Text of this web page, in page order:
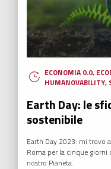
ECONOMIA 0.0,
HUMANOVABILITY,
Earth Day: le
sostenibile
Earth Day 2023: mi trovo
Roma per la cinque giorni
nostro Pianeta.